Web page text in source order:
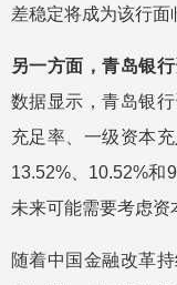
差稳定将成为该行面
另一方面，青岛银
数据显示，青岛银
充足率、一级资本
13.52%、10.52%和
未来可能需要考虑资
随着中国金融改革